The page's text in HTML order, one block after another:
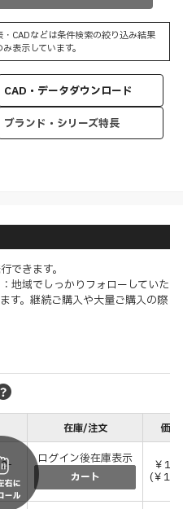
CADなどは条件検索の絞り込み結果
表示しています。
CAD・データダウンロード
ブランド・シリーズ特長
できます。
地域でしっかりフォローしていた
す。継続ご購入や大量ご購入の際
在庫/注文 価格
ログイン後在庫表示
カート
￥
(￥